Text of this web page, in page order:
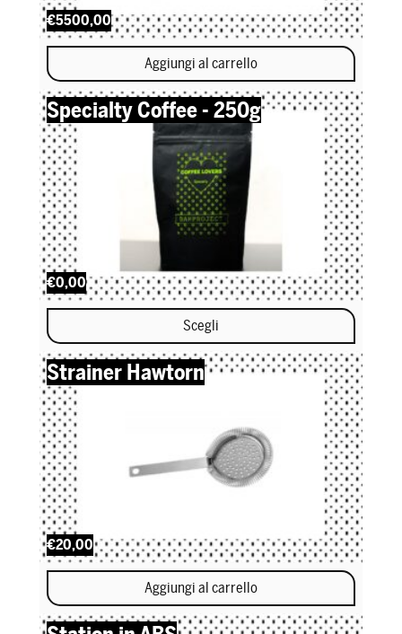
€5500,00
Aggiungi al carrello
Specialty Coffee - 250g
€0,00
Scegli
Questo prodotto ha più varianti. Le opzioni possono essere
Strainer Hawtorn
€20,00
Aggiungi al carrello